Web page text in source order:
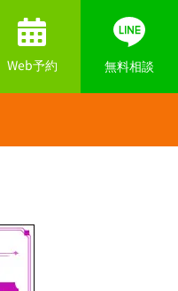
Web予約 無料相談